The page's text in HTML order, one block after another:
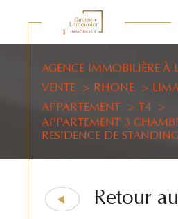
AGENCE IMMOBILIÈRE À
VENTE
RHONE
APPARTEMENT
T4
APPARTEMENT 3
RESIDENCE DE STANDING
Retour